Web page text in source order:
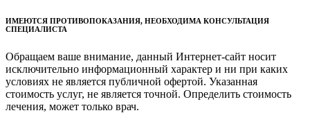
ИМЕЮТСЯ ПРОТИВОПОКАЗАНИЯ, НЕОБХОДИМА КОНСУЛЬТАЦИЯ
СПЕЦИАЛИСТА
Обращаем ваше внимание, данный Интернет-сайт носит
исключительно информационный характер и ни при каких
условиях не является публичной офертой. Указанная
стоимость услуг, не является точной. Определить стоимость
лечения, может только врач.